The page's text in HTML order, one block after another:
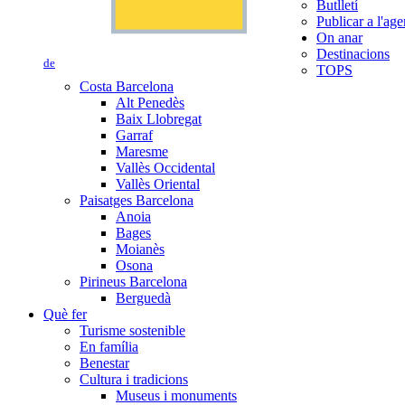
de
Butlletí
Publicar a
On anar
Destinacions
TOPS
Costa Barcelona
Alt Penedès
Baix Llobregat
Garraf
Maresme
Vallès Occidental
Vallès Oriental
Paisatges Barcelona
Anoia
Bages
Moianès
Osona
Pirineus Barcelona
Berguedà
Què fer
Turisme sostenible
En família
Benestar
Cultura i tradicions
Museus i monuments